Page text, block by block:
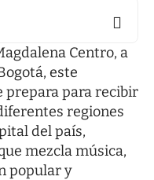
Centro, a
este
prepara para recibir
regiones
del país,
mezcla música,
popular y